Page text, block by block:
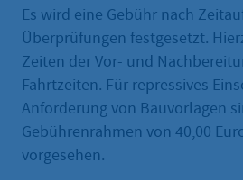
Es wird eine Gebühr nach
Überprüfungen festgesetzt.
Zeiten der Vor- und
Fahrtzeiten. Für repressives
Anforderung von Bauvorlagen
Gebührenrahmen von 40,00
vorgesehen.